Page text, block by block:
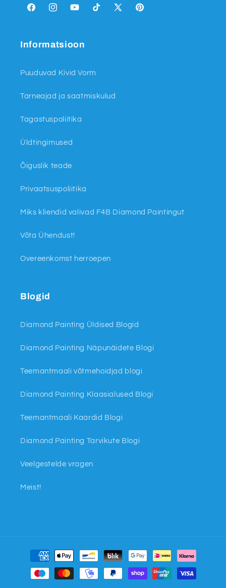
FacebookInstagramYouTubeTikTok X
Pinterest
Informatsioon
Puuduvad Kivid Vorm
Tarneajad ja saatmiskulud
Tagastuspoliitika
Üldtingimused
Õiguslik teade
Privaatsuspoliitika
Miks kliendid valivad F4B Diamond Paintingut
Võta Ühendust!
Overeenkomst herroepen
Blogid
Diamond Painting Üldised Blogid
Diamond Painting Näpunäidete Blogi
Teemantmaali võtmehoidjad blogi
Diamond Painting Klaasialused Blogi
Teemantmaali Kaardid Blogi
Diamond Painting Tarvikute Blogi
Veelgestelde vragen
Meist!
Makseviisid